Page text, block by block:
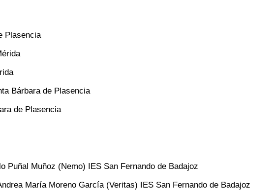
Plasencia
Bárbara de Plasencia
de Plasencia
Puñal Muñoz (Nemo) IES San Fernando de Badajoz
María Moreno García (Veritas) IES San Fernando de Badajoz